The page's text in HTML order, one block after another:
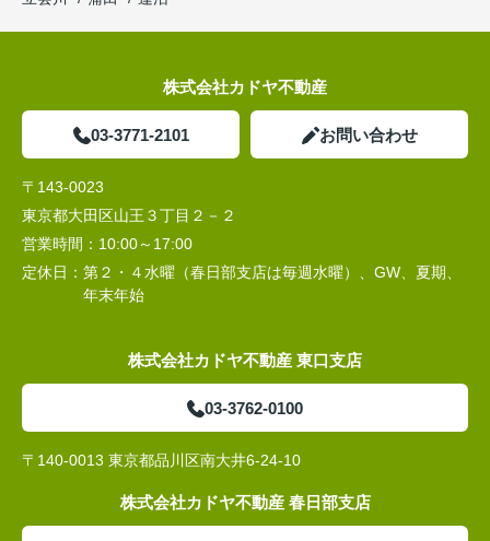
株式会社カドヤ不動産
03-3771-2101 お問い合わせ
〒143-0023
東京都大田区山王３丁目２－２
営業時間： 10:00～17:00
定休日： 第２・４水曜（春日部支店は毎週水曜）、GW、夏期、
年末年始
株式会社カドヤ不動産 東口支店
03-3762-0100
〒140-0013 東京都品川区南大井6-24-10
株式会社カドヤ不動産 春日部支店